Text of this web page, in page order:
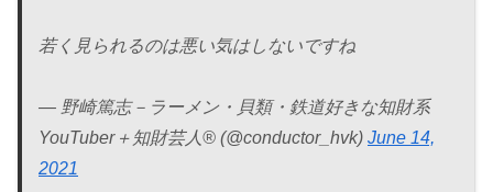
若く見られるのは悪い気はしないですね
— 野崎篤志－ラーメン・貝類・鉄道好きな知財系
YouTuber＋知財芸人® (@conductor_hvk) June 14,
2021